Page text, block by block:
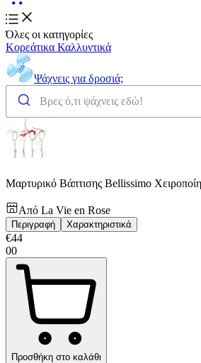
Όλες οι κατηγορίες
Κορεάτικα Καλλυντικά
Ψάχνεις για δροσιά;
Μαρτυρικό Βάπτισης Bellissimo
Από La Vie en Rose
Περιγραφή Χαρακτηριστικά
€44
00
Προσθήκη στο καλάθι